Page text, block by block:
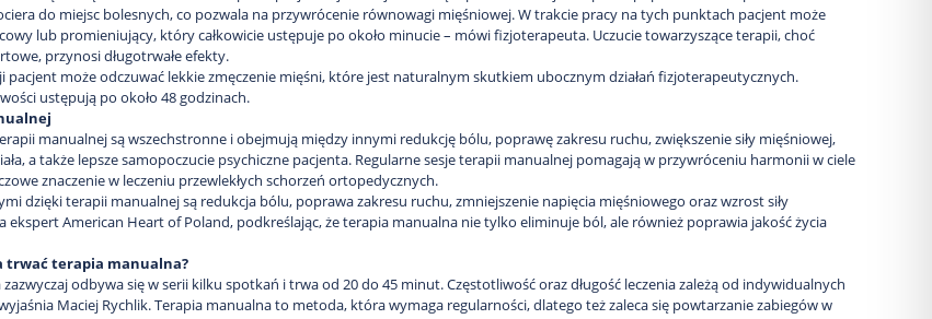
do miejsc bolesnych, co pozwala na przywrócenie równowagi mięśniowej. W trakcie pracy na tych punktach pacjent może
lub promieniujący, który całkowicie ustępuje po około minucie – mówi fizjoterapeuta. Uczucie towarzyszące terapii, choć
przynosi długotrwałe efekty.
pacjent może odczuwać lekkie zmęczenie mięśni, które jest naturalnym skutkiem ubocznym działań fizjoterapeutycznych.
ustępują po około 48 godzinach.
manualnej są wszechstronne i obejmują między innymi redukcję bólu, poprawę zakresu ruchu, zwiększenie siły mięśniowej,
a także lepsze samopoczucie psychiczne pacjenta. Regularne sesje terapii manualnej pomagają w przywróceniu harmonii w ciele
znaczenie w leczeniu przewlekłych schorzeń ortopedycznych.
dzięki terapii manualnej są redukcja bólu, poprawa zakresu ruchu, zmniejszenie napięcia mięśniowego oraz wzrost siły
ekspert American Heart of Poland, podkreślając, że terapia manualna nie tylko eliminuje ból, ale również poprawia jakość życia
trwać terapia manualna?
odbywa się w serii kilku spotkań i trwa od 20 do 45 minut. Częstotliwość oraz długość leczenia zależą od indywidualnych
Maciej Rychlik. Terapia manualna to metoda, która wymaga regularności, dlatego też zaleca się powtarzanie zabiegów w